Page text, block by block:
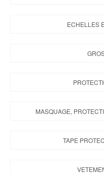
ECHELLES
MASQUAGE,
TAPE